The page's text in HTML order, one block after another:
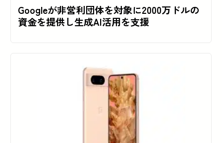
Googleが非営利団体を対象に2000万ドルの
資金を提供し生成AI活用を支援